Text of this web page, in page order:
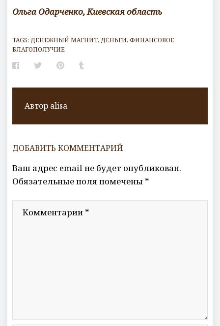
Ольга Одарченко, Киевская область
TAGS: ДЕНЕЖНЫЙ МАГНИТ, ДЕНЬГИ, ФИНАНСОВОЕ
БЛАГОПОЛУЧИЕ
FacebookTwitterPinterest
Автор alisa
ДОБАВИТЬ КОММЕНТАРИЙ
Ваш адрес email не будет опубликован.
Обязательные поля помечены *